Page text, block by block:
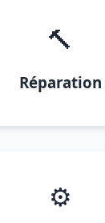
🔨
Réparation
⚙️